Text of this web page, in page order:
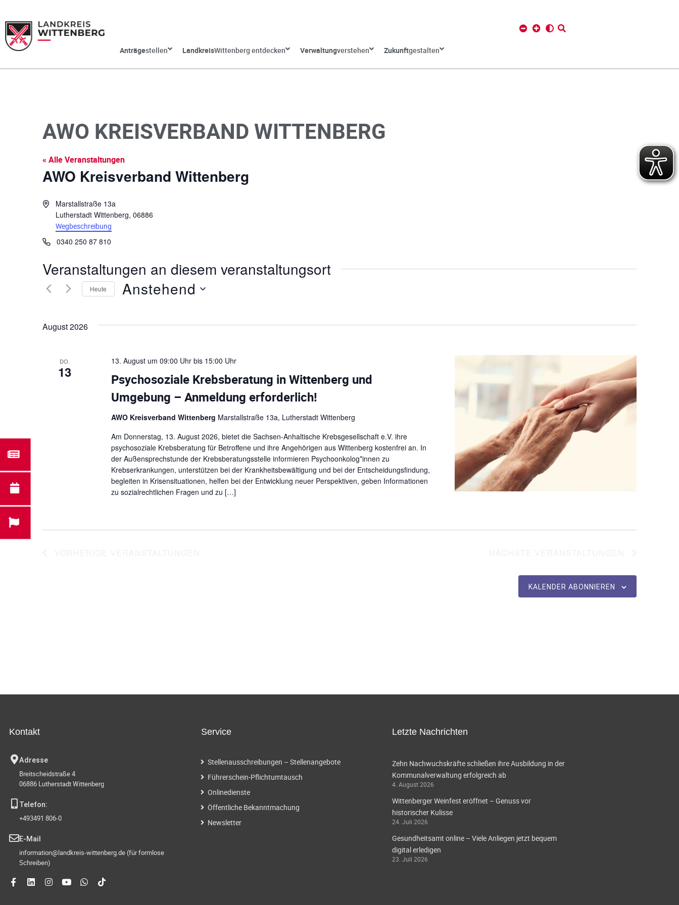
Anträgestellen LandkreisWittenberg entdecken Verwaltungverstehen Zukunftgestalten
AWO KREISVERBAND WITTENBERG
« Alle Veranstaltungen
AWO Kreisverband Wittenberg
A
e
s
e
Marstallstraße 13a
Lutherstadt Wittenberg, 06886
Wegbeschreibung
T
l
e
0340 250 87 810
Veranstaltungen an diesem veranstaltungsort
Heute Anstehend
t
w
h
l
n
August 2026
DO.
13
Psychosoziale Krebsberatung in Wittenberg und
Umgebung – Anmeldung erforderlich!
13. August um 09:00 Uhrbis 15:00 Uhr
AWO Kreisverband Wittenberg Marstallstraße 13a, Lutherstadt Wittenberg
Am Donnerstag, 13. August 2026, bietet die Sachsen-Anhaltische Krebsgesellschaft e.V. ihre
psychosoziale Krebsberatung für Betroffene und ihre Angehörigen aus Wittenberg kostenfrei an. In
der Außensprechstunde der Krebsberatungsstelle informieren Psychoonkolog*innen zu
Krebserkrankungen, unterstützen bei der Krankheitsbewältigung und bei der Entscheidungsfindung,
begleiten in Krisensituationen, helfen bei der Entwicklung neuer Perspektiven, geben Informationen
zu sozialrechtlichen Fragen und zu […]
KALENDER ABONNIEREN
Kontakt
Adresse
Breitscheidstraße 4
06886 Lutherstadt Wittenberg
Telefon:
+493491 806-0
E-Mail
information@landkreis-wittenberg.de (für formlose
Schreiben)
Service
Stellenausschreibungen – Stellenangebote
Führerschein-Pflichtumtausch
Onlinedienste
Öffentliche Bekanntmachung
Newsletter
Letzte Nachrichten
Zehn Nachwuchskräfte schließen ihre Ausbildung in der
Kommunalverwaltung erfolgreich ab
4. August 2026
Wittenberger Weinfest eröffnet – Genuss vor
historischer Kulisse
24. Juli 2026
Gesundheitsamt online – Viele Anliegen jetzt bequem
digital erledigen
23. Juli 2026